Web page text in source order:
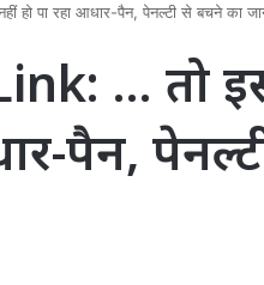
पा रहा आधार-पैन, पेनल्टी से बचने का
… तो
पैन,